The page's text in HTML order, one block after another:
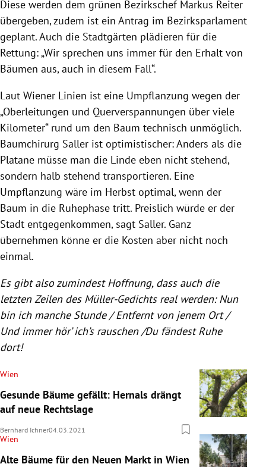
Diese werden dem grünen Bezirkschef Markus Reiter
übergeben, zudem ist ein Antrag im Bezirksparlament
geplant. Auch die Stadtgärten plädieren für die
Rettung: „Wir sprechen uns immer für den Erhalt von
Bäumen aus, auch in diesem Fall“.
Laut Wiener Linien ist eine Umpflanzung wegen der
„Oberleitungen und Querverspannungen über viele
Kilometer“ rund um den Baum technisch unmöglich.
Baumchirurg Saller ist optimistischer: Anders als die
Platane müsse man die Linde eben nicht stehend,
sondern halb stehend transportieren. Eine
Umpflanzung wäre im Herbst optimal, wenn der
Baum in die Ruhephase tritt. Preislich würde er der
Stadt entgegenkommen, sagt Saller. Ganz
übernehmen könne er die Kosten aber nicht noch
einmal.
Es gibt also zumindest Hoffnung, dass auch die
letzten Zeilen des Müller-Gedichts real werden: Nun
bin ich manche Stunde / Entfernt von jenem Ort /
Und immer hör’ ich’s rauschen /Du fändest Ruhe
dort!
Wien
Gesunde Bäume gefällt: Hernals drängt
auf neue Rechtslage
Bernhard Ichner04.03.2021
Wien
Alte Bäume für den Neuen Markt in Wien